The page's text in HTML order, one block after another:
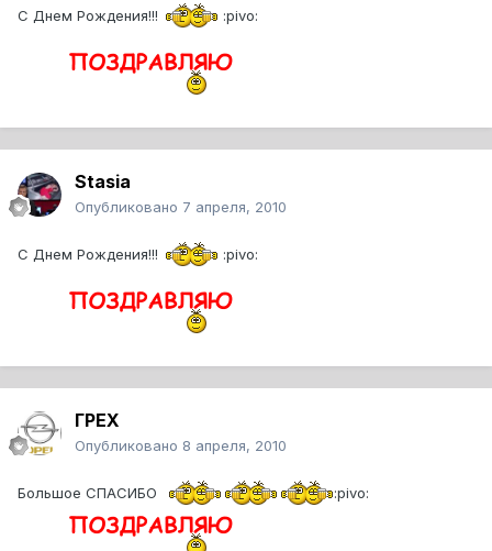
С Днем Рождения!!! :pivo:
Stasia
Опубликовано 7 апреля, 2010
С Днем Рождения!!! :pivo:
ГРЕХ
Опубликовано 8 апреля, 2010
Большое СПАСИБО :pivo: